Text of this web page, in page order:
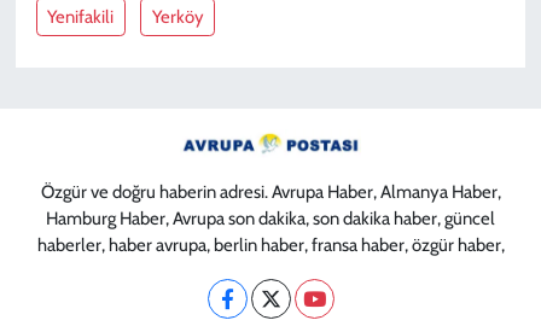
Yenifakili Yerköy
Özgür ve doğru haberin adresi. Avrupa Haber, Almanya Haber,
Hamburg Haber, Avrupa son dakika, son dakika haber, güncel
haberler, haber avrupa, berlin haber, fransa haber, özgür haber,